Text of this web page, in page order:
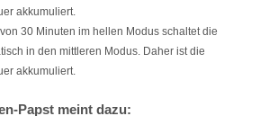
akkumuliert.
30 Minuten im hellen Modus schaltet die
in den mittleren Modus. Daher ist die
akkumuliert.
Papst meint dazu: